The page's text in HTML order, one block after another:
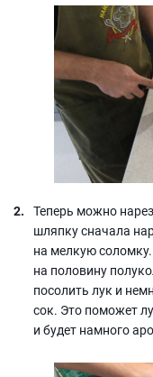
Теперь можно
шляпку сначала
на мелкую
на половину
посолить лук и
сок. Это поможет
и будет намного